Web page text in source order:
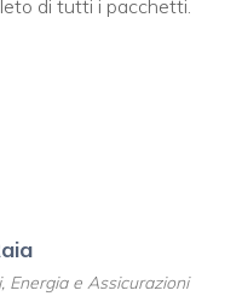
di tutti i pacchetti.
Energia e Assicurazioni